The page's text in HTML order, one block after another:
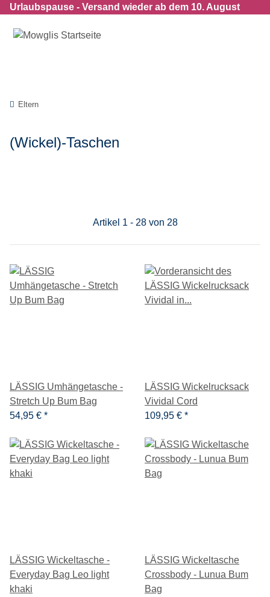
Urlaubspause - Versand wieder ab dem 10. August
Eltern
(Wickel)-Taschen
Artikel 1 - 28 von 28
LÄSSIG Umhängetasche -
Stretch Up Bum Bag
54,95 € *
LÄSSIG Wickelrucksack
Vividal Cord
109,95 € *
LÄSSIG Wickeltasche -
Everyday Bag Leo light
khaki
LÄSSIG Wickeltasche
Crossbody - Lunua Bum
Bag